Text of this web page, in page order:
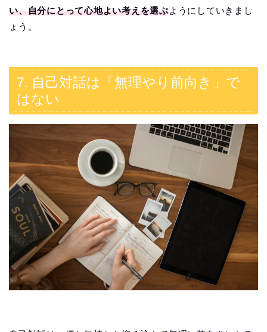
い、自分にとって心地よい考えを選ぶようにしていきまし
ょう。
7. 自己対話は「無理やり前向き」で
はない